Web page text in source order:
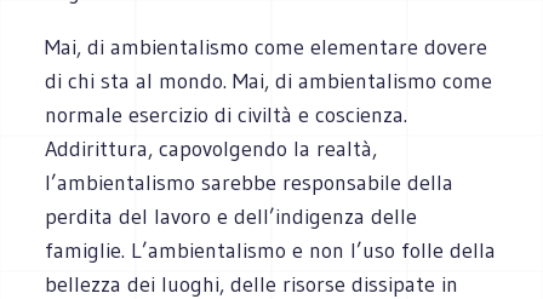
Mai, di ambientalismo come elementare dovere
di chi sta al mondo. Mai, di ambientalismo come
normale esercizio di civiltà e coscienza.
Addirittura, capovolgendo la realtà,
l’ambientalismo sarebbe responsabile della
perdita del lavoro e dell’indigenza delle
famiglie. L’ambientalismo e non l’uso folle della
bellezza dei luoghi, delle risorse dissipate in